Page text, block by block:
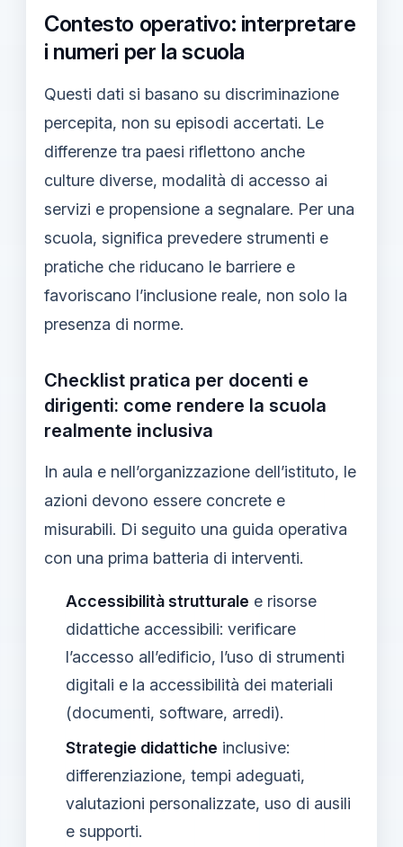
Contesto operativo: interpretare
i numeri per la scuola
Questi dati si basano su discriminazione
percepita, non su episodi accertati. Le
differenze tra paesi riflettono anche
culture diverse, modalità di accesso ai
servizi e propensione a segnalare. Per una
scuola, significa prevedere strumenti e
pratiche che riducano le barriere e
favoriscano l’inclusione reale, non solo la
presenza di norme.
Checklist pratica per docenti e
dirigenti: come rendere la scuola
realmente inclusiva
In aula e nell’organizzazione dell’istituto, le
azioni devono essere concrete e
misurabili. Di seguito una guida operativa
con una prima batteria di interventi.
Accessibilità strutturale e risorse
didattiche accessibili: verificare
l’accesso all’edificio, l’uso di strumenti
digitali e la accessibilità dei materiali
(documenti, software, arredi).
Strategie didattiche inclusive:
differenziazione, tempi adeguati,
valutazioni personalizzate, uso di ausili
e supporti.